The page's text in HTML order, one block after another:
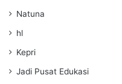
Natuna
hl
Kepri
Jadi Pusat Edukasi